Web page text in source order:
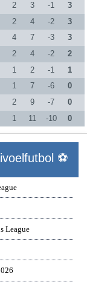
2 3 -1
3
2 4 -2
3
4 7 -3
3
2 4 -2
2
1 2 -1
1
1 7 -6
0
2 9 -7
0
1 11 -10 0
⚽
League